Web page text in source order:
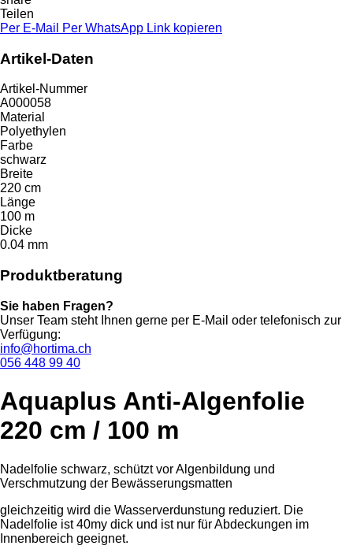
Teilen
Per E-Mail
Per WhatsApp Link kopieren
Artikel-Daten
Artikel-Nummer
A000058
Material
Polyethylen
Farbe
schwarz
Breite
220 cm
Länge
100 m
Dicke
0.04 mm
Produktberatung
Sie haben Fragen?
Unser Team steht Ihnen gerne per E-Mail oder telefonisch zur
Verfügung:
info@hortima.ch
056 448 99 40
Aquaplus Anti-Algenfolie
220 cm / 100 m
Nadelfolie schwarz, schützt vor Algenbildung und
Verschmutzung der Bewässerungsmatten
gleichzeitig wird die Wasserverdunstung reduziert. Die
Nadelfolie ist 40my dick und ist nur für Abdeckungen im
Innenbereich geeignet.